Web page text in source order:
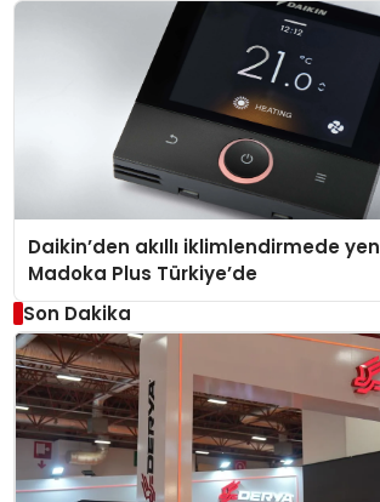
Daikin’den akıllı iklimlendirmede
Madoka Plus Türkiye’de
Son Dakika